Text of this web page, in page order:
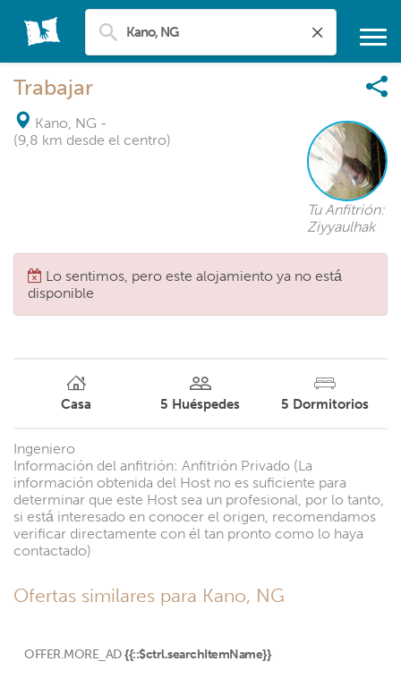
Trabajar
Kano, NG -
(9,8 km desde el centro)
Tu Anfitrión:
Ziyyaulhak
Lo sentimos, pero este alojamiento ya no está
disponible
Casa 5 Huéspedes 5 Dormitorios
Ingeniero
Información del anfitrión: Anfitrión Privado (La
información obtenida del Host no es suficiente para
determinar que este Host sea un profesional, por lo tanto,
si está interesado en conocer el origen, recomendamos
verificar directamente con él tan pronto como lo haya
contactado)
Ofertas similares para Kano, NG
OFFER.MORE_AD {{::$ctrl.searchItemName}}